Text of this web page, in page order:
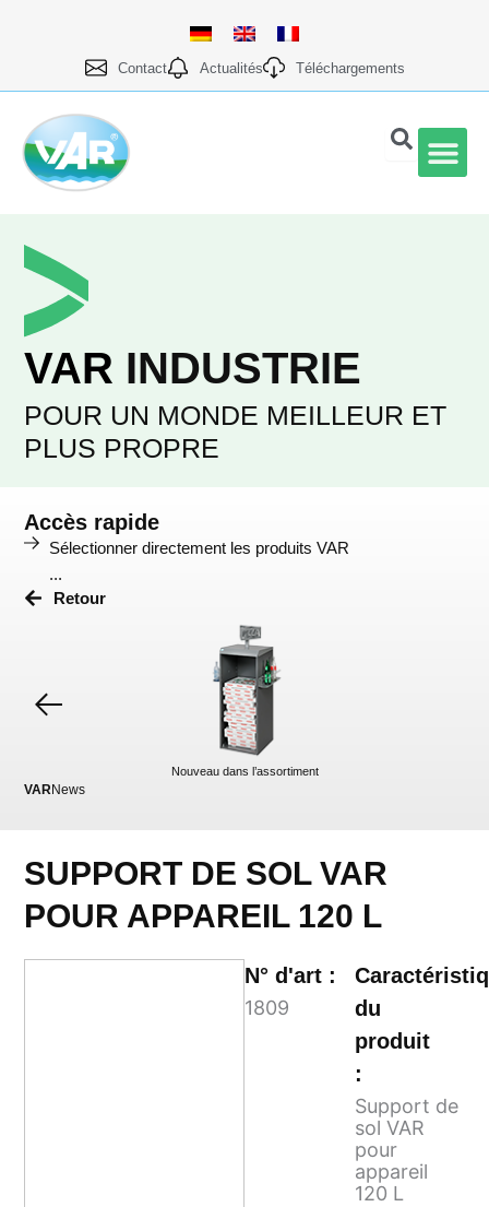
Contact Actualités Téléchargements
VAR INDUSTRIE
POUR UN MONDE MEILLEUR ET
PLUS PROPRE
Accès rapide
Sélectionner directement les produits VAR
...
Retour
Nouveau dans l’assortiment
VARNews
SUPPORT DE SOL VAR
POUR APPAREIL 120 L
N° d'art :
1809
du
produit
:
Support de
sol VAR
pour
appareil
120 L